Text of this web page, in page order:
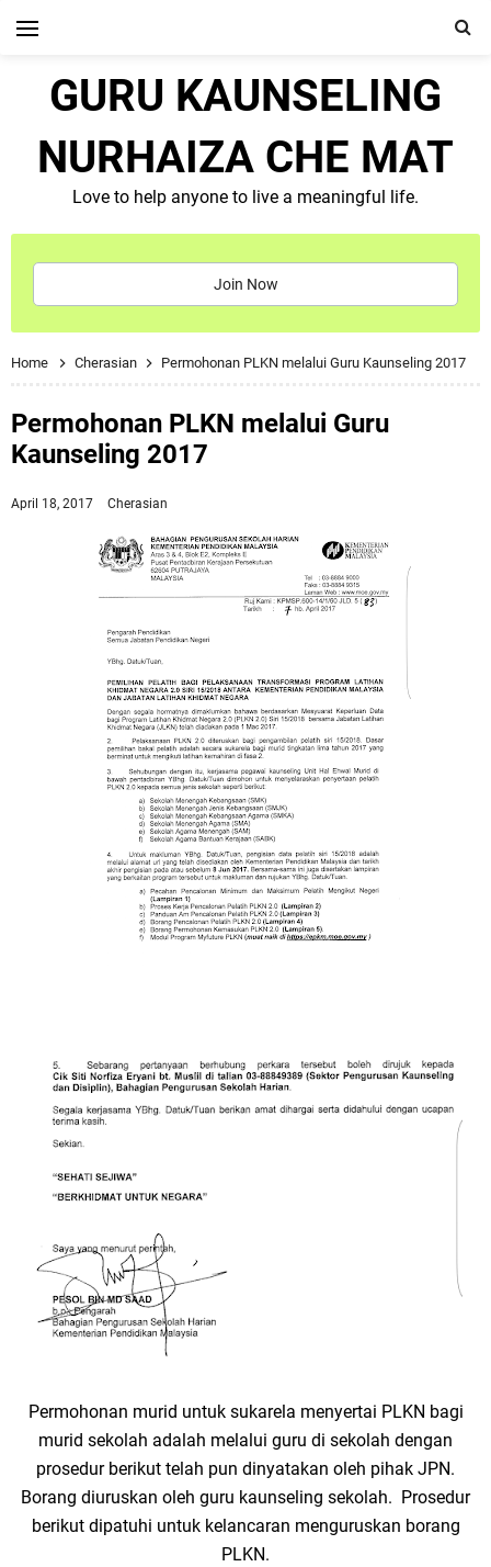
GURU KAUNSELING
NURHAIZA CHE MAT
Love to help anyone to live a meaningful life.
Join Now
Home Cherasian Permohonan PLKN melalui Guru Kaunseling 2017
Permohonan PLKN melalui Guru
Kaunseling 2017
April 18, 2017 Cherasian
Permohonan murid untuk sukarela menyertai PLKN bagi
murid sekolah adalah melalui guru di sekolah dengan
prosedur berikut telah pun dinyatakan oleh pihak JPN.
Borang diuruskan oleh guru kaunseling sekolah. Prosedur
berikut dipatuhi untuk kelancaran menguruskan borang
PLKN.